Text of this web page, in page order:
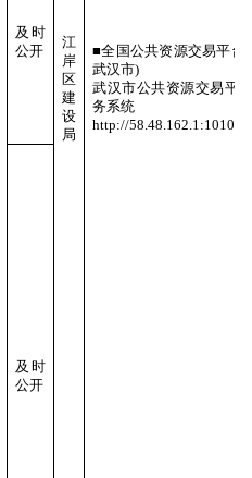
江
岸
区
建
设
局
■全国公共资源交易平台(
武汉市)
武汉市公共资源交易平
务系统
http://58.48.162.1:10106/
及时
公开
及时
公开